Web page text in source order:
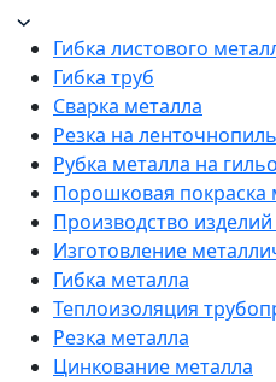
Гибка листового
Гибка труб
Сварка металла
Резка на
Рубка металла на
Порошковая покраска
Производство
Изготовление
Гибка металла
Теплоизоляция
Резка металла
Цинкование металла